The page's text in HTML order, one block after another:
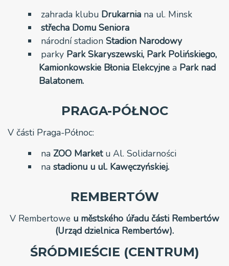
zahrada klubu Drukarniana ul. Minsk
střecha Domu Seniora
národní stadion Stadion Narodowy
parky Park Skaryszewski, Park Polińskiego,
Kamionkowskie Błonia Elekcyjne a Park nad
Balatonem.
PRAGA-PÓŁNOC
V části Praga-Północ:
naZOO Marketu Al. Solidarności
na stadionu u ul. Kawęczyńskiej.
REMBERTÓW
V Rembertowe u městského úřadu části Rembertów
(Urząd dzielnica Rembertów).
ŚRÓDMIEŚCIE (CENTRUM)